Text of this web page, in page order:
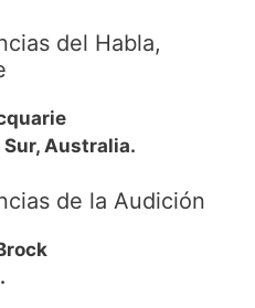
del Habla,
Sur, Australia.
de la Audición